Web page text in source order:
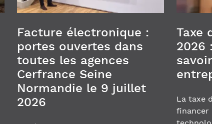
Facture électronique :
portes ouvertes dans
toutes les agences
Cerfrance Seine
Normandie le 9 juillet
2026
Taxe
2026
La taxe
financer